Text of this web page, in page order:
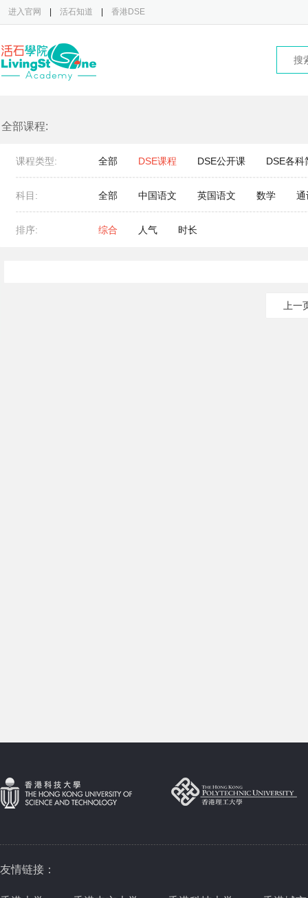
进入官网 活石知道 香港DSE
全部课程:
课程类型: 全部 DSE课程 DSE公开课 DSE各科
科目: 全部 中国语文 英国语文 数学 通
排序: 综合 人气 时长
上一
友情链接：